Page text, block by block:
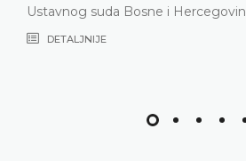
Ustavnog suda Bosne i
DETALJNIJE